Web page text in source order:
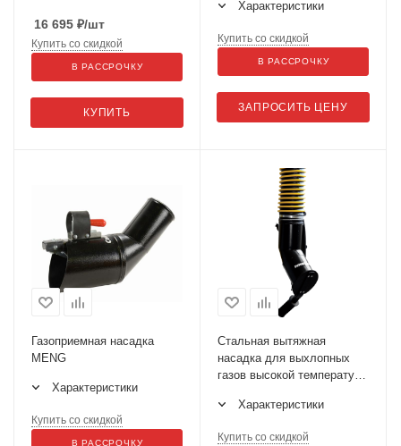
16 695 ₽/шт
КУПИТЬ
Купить со скидкой
В РАССРОЧКУ
Характеристики
ЗАПРОСИТЬ ЦЕНУ
Купить со скидкой
В РАССРОЧКУ
Газоприемная насадка
MENG
Характеристики
Купить со скидкой
В РАССРОЧКУ
Стальная вытяжная
насадка для выхлопных
газов высокой температуры
Характеристики
Купить со скидкой